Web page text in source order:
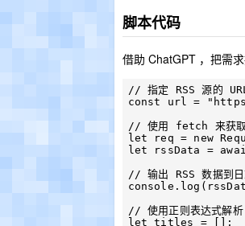
脚本代码
借助 ChatGPT ，把需
// 指定 RSS 源的
const url =
// 使用 fetch 来获取
let req = new
let rssData =
// 输出 RSS 数据到日
// 使用正则表达式解
let titles = [];